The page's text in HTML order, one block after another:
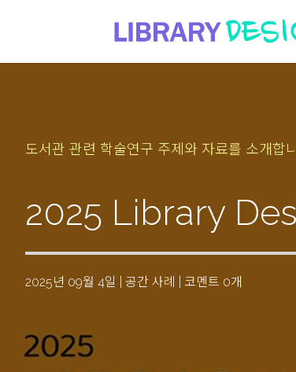
도서관 관련 학술연구 주제와 자료를 소개합
2025 Library
2025년 09월 4일 공간 사례 코멘트 0개